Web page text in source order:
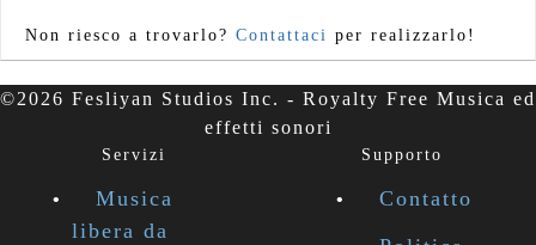
Non riesco a trovarlo? Contattaci per realizzarlo!
©2026 Fesliyan Studios Inc. - Royalty Free Musica ed
effetti sonori
Servizi
Musica
libera da
Supporto
Contatto